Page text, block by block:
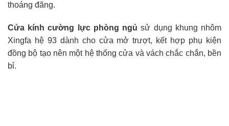
thoáng đãng.
Cửa kính cường lực phòng ngủ sử dụng khung nhôm
Xingfa hệ 93 dành cho cửa mở trượt, kết hợp phụ kiện
đồng bộ tạo nên một hệ thống cửa và vách chắc chắn, bền
bỉ.